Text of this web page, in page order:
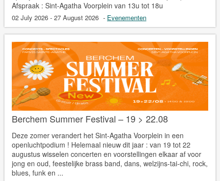
Afspraak : Sint-Agatha Voorplein van 13u tot 18u
02 July 2026 - 27 August 2026 - Evenementen
Berchem Summer Festival – 19 > 22.08
Deze zomer verandert het Sint-Agatha Voorplein in een
openluchtpodium ! Helemaal nieuw dit jaar : van 19 tot 22
augustus wisselen concerten en voorstellingen elkaar af voor
jong en oud, feestelijke brass band, dans, welzijns-tai-chi, rock,
blues, funk en ...